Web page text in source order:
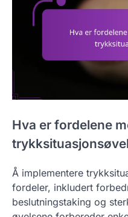
Hva er fordelene
Å implementere
fordeler, inkludert
beslutningstaking og